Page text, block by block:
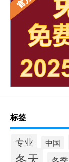
标签
专业 中国